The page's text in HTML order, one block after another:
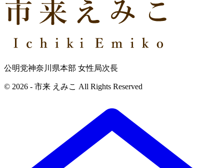
公明党神奈川県本部 女性局次長
© 2026 - 市来 えみこ All Rights Reserved